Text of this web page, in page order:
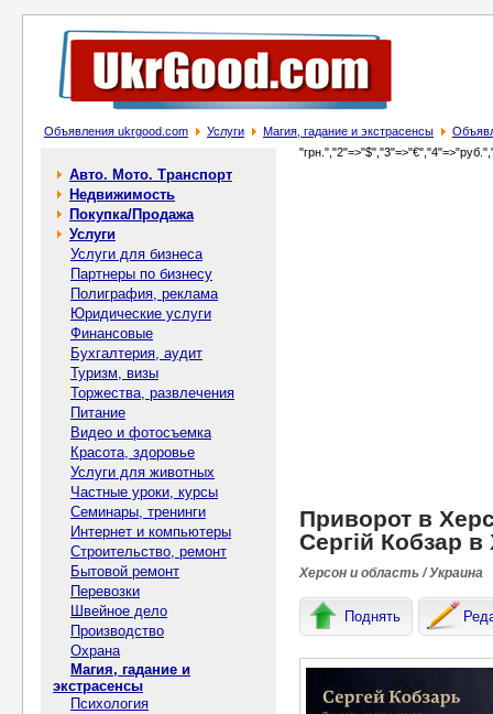
Объявления ukrgood.com Услуги Магия, гадание и экстрасенсы
Авто. Мото. Транспорт
Недвижимость
Покупка/Продажа
Услуги
Услуги для бизнеса
Партнеры по бизнесу
Полиграфия, реклама
Юридические услуги
Финансовые
Бухгалтерия, аудит
Туризм, визы
Торжества, развлечения
Питание
Видео и фотосъемка
Красота, здоровье
Услуги для животных
Частные уроки, курсы
Семинары, тренинги
Интернет и компьютеры
Строительство, ремонт
Бытовой ремонт
Перевозки
Швейное дело
Производство
Охрана
Магия, гадание и
экстрасенсы
Психология
Приворот в
Сергій Кобзар в
Херсон и область / Украина
Поднять